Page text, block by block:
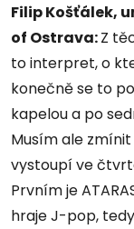
Filip Košťálek,
of Ostrava:Z
to interpret, o
konečně se to
kapelou a po
Musím ale
vystoupí ve
Prvním je
hraje J-pop,